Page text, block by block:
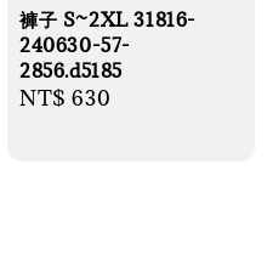
褲子 S~2XL 31816-
240630-57-
2856.d5185
Regular
NT$ 630